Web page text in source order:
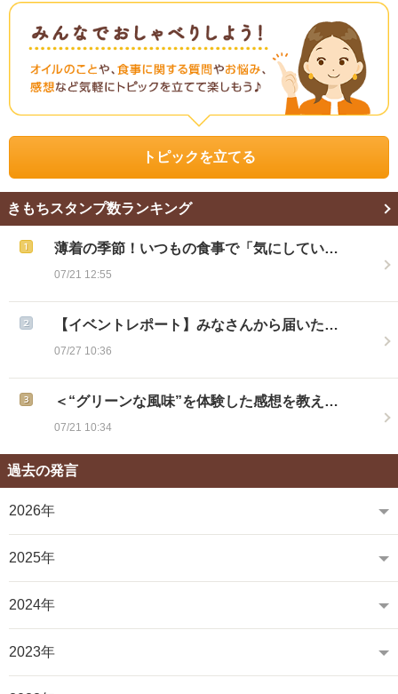
トピックを立てる
きもちスタンプ数ランキング
薄着の季節！いつもの食事で「気にしてい…
07/21 12:55
【イベントレポート】みなさんから届いた…
07/27 10:36
＜“グリーンな風味”を体験した感想を教え…
07/21 10:34
過去の発言
2026年
2025年
2024年
2023年